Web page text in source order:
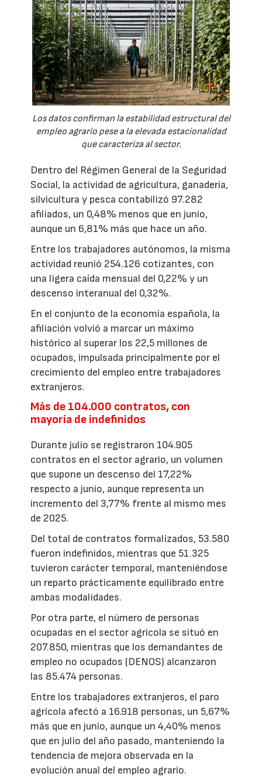
Los datos confirman la estabilidad estructural del
empleo agrario pese a la elevada estacionalidad
que caracteriza al sector.
Dentro del Régimen General de la Seguridad
Social, la actividad de agricultura, ganadería,
silvicultura y pesca contabilizó 97.282
afiliados, un 0,48% menos que en junio,
aunque un 6,81% más que hace un año.
Entre los trabajadores autónomos, la misma
actividad reunió 254.126 cotizantes, con
una ligera caída mensual del 0,22% y un
descenso interanual del 0,32%.
En el conjunto de la economía española, la
afiliación volvió a marcar un máximo
histórico al superar los 22,5 millones de
ocupados, impulsada principalmente por el
crecimiento del empleo entre trabajadores
extranjeros.
Más de 104.000 contratos, con
mayoría de indefinidos
Durante julio se registraron 104.905
contratos en el sector agrario, un volumen
que supone un descenso del 17,22%
respecto a junio, aunque representa un
incremento del 3,77% frente al mismo mes
de 2025.
Del total de contratos formalizados, 53.580
fueron indefinidos, mientras que 51.325
tuvieron carácter temporal, manteniéndose
un reparto prácticamente equilibrado entre
ambas modalidades.
Por otra parte, el número de personas
ocupadas en el sector agrícola se situó en
207.850, mientras que los demandantes de
empleo no ocupados (DENOS) alcanzaron
las 85.474 personas.
Entre los trabajadores extranjeros, el paro
agrícola afectó a 16.918 personas, un 5,67%
más que en junio, aunque un 4,40% menos
que en julio del año pasado, manteniendo la
tendencia de mejora observada en la
evolución anual del empleo agrario.